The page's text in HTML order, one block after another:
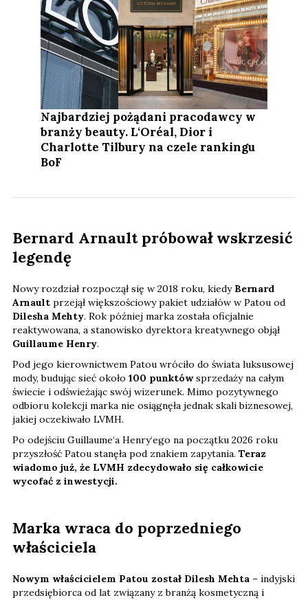
Najbardziej pożądani pracodawcy w
branży beauty. L‘Oréal, Dior i
Charlotte Tilbury na czele rankingu
BoF
Bernard Arnault próbował wskrzesić
legendę
Nowy rozdział rozpoczął się w 2018 roku, kiedy Bernard
Arnault przejął większościowy pakiet udziałów w Patou od
Dilesha Mehty. Rok później marka została oficjalnie
reaktywowana, a stanowisko dyrektora kreatywnego objął
Guillaume Henry.
Pod jego kierownictwem Patou wróciło do świata luksusowej
mody, budując sieć około 100 punktówsprzedaży na całym
świecie i odświeżając swój wizerunek. Mimo pozytywnego
odbioru kolekcji marka nie osiągnęła jednak skali biznesowej,
jakiej oczekiwało LVMH.
Po odejściu Guillaume‘a Henry‘ego na początku 2026 roku
przyszłość Patou stanęła pod znakiem zapytania. Teraz
wiadomo już, że LVMH zdecydowało się całkowicie
wycofać z inwestycji.
Marka wraca do poprzedniego
właściciela
Nowym właścicielem Patou został Dilesh Mehta – indyjski
przedsiębiorca od lat związany z branżą kosmetyczną i